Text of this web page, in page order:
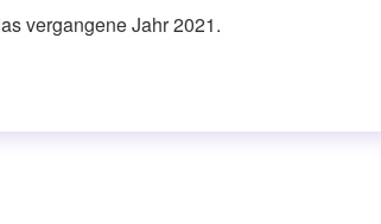
vergangene Jahr 2021.